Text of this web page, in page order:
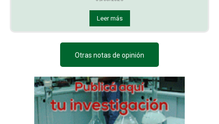
Leer más
Otras notas de opinión